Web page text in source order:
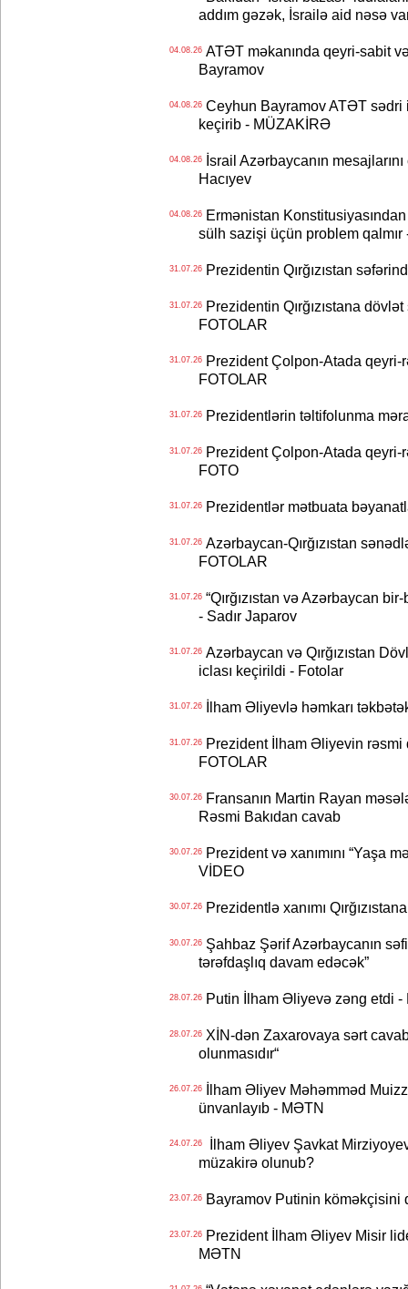
addım gəzək, İsrailə aid nəsə
04.08.26ATƏT məkanında qeyri-sabit
Bayramov
04.08.26Ceyhun Bayramov ATƏT sədri
keçirib - MÜZAKİRƏ
04.08.26İsrail Azərbaycanın
Hacıyev
04.08.26Ermənistan Konstitusiyasından
sülh sazişi üçün problem qalmır
31.07.26Prezidentin Qırğızıstan
31.07.26Prezidentin Qırğızıstana dövlət
FOTOLAR
31.07.26Prezident Çolpon-Atada qeyri-
FOTOLAR
31.07.26Prezidentlərin təltifolunma
31.07.26Prezident Çolpon-Atada qeyri-
FOTO
31.07.26Prezidentlər mətbuata
31.07.26Azərbaycan-Qırğızıstan
FOTOLAR
31.07.26“Qırğızıstan və Azərbaycan
- Sadır Japarov
31.07.26Azərbaycan və Qırğızıstan
iclası keçirildi - Fotolar
31.07.26İlham Əliyevlə həmkarı
31.07.26Prezident İlham Əliyevin rəsmi
FOTOLAR
30.07.26Fransanın Martin Rayan
Rəsmi Bakıdan cavab
30.07.26Prezident və xanımını “Yaşa
VİDEO
30.07.26Prezidentlə xanımı
30.07.26Şahbaz Şərif Azərbaycanın
tərəfdaşlıq davam edəcək”
28.07.26Putin İlham Əliyevə zəng etdi -
28.07.26XİN-dən Zaxarovaya sərt
olunmasıdır“
26.07.26İlham Əliyev Məhəmməd
ünvanlayıb - MƏTN
24.07.26İlham Əliyev Şavkat
müzakirə olunub?
23.07.26Bayramov Putinin köməkçisini
23.07.26Prezident İlham Əliyev Misir
MƏTN